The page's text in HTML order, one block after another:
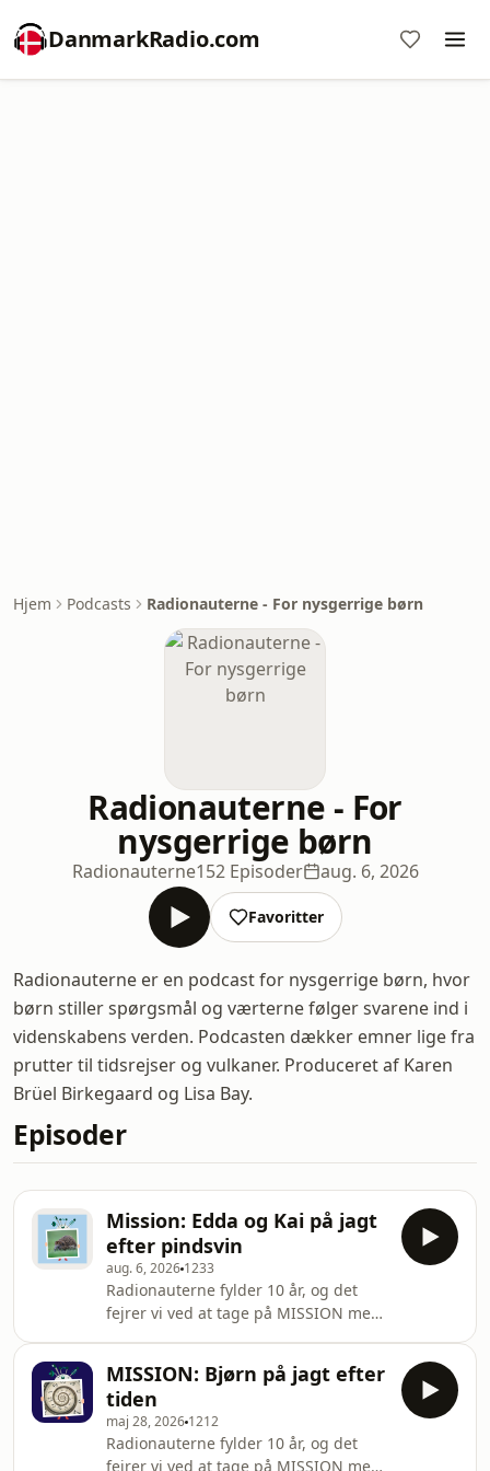
DanmarkRadio.com
Hjem Podcasts Radionauterne - For nysgerrige børn
Radionauterne - For
nysgerrige børn
Radionauterne152 Episoder aug. 6, 2026
Favoritter
Radionauterne er en podcast for nysgerrige børn, hvor
børn stiller spørgsmål og værterne følger svarene ind i
videnskabens verden. Podcasten dækker emner lige fra
prutter til tidsrejser og vulkaner. Produceret af Karen
Brüel Birkegaard og Lisa Bay.
Episoder
Mission: Edda og Kai på jagt
efter pindsvin
aug. 6, 2026 1233
Radionauterne fylder 10 år, og det
fejrer vi ved at tage på MISSION med
fra Smørum, der er med på jagt efter
pindsvin. Og du er inviteret med.Vi
sniger os ind i haven hos Dr. Pindsvin:
Sophie Lund Rasmussen, der er
MISSION: Bjørn på jagt efter
tiden
maj 28, 2026 1212
Radionauterne fylder 10 år, og det
fejrer vi ved at tage på MISSION med